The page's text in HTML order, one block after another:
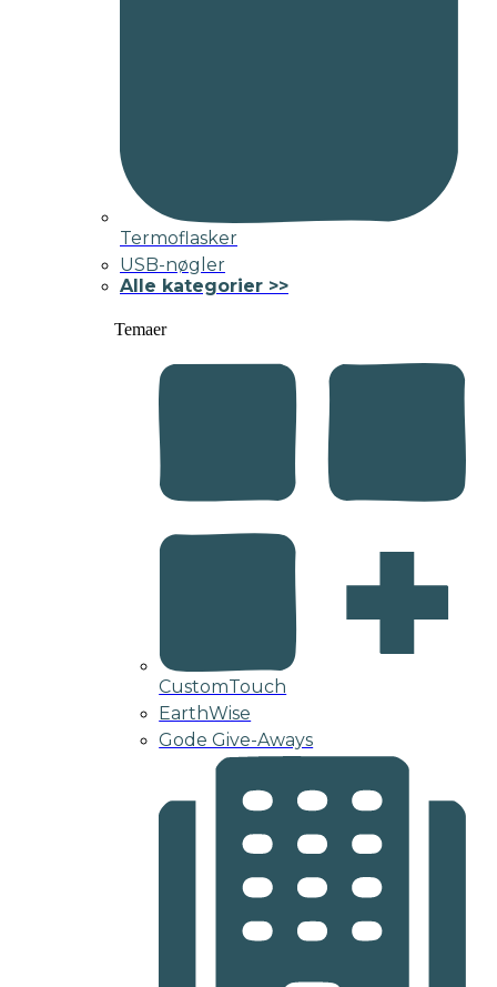
Termoflasker
USB-nøgler
Alle kategorier >>
Temaer
CustomTouch
EarthWise
Gode Give-Aways